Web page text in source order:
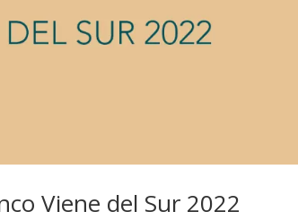
Viene del Sur 2022